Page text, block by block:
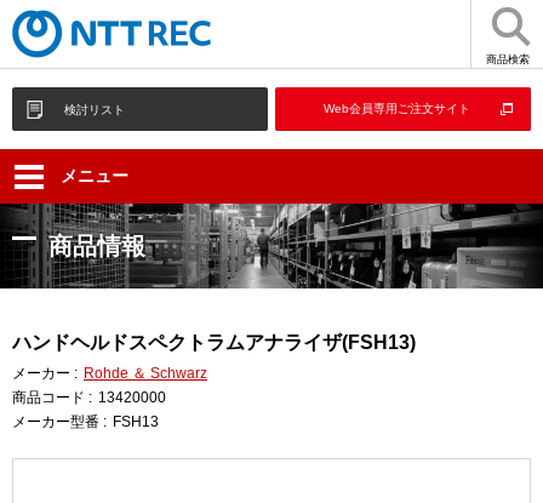
商品検索
検討リスト Web会員専用ご注文サイト
メニュー
商品情報
ハンドヘルドスペクトラムアナライザ(FSH13)
メーカー : Rohde ＆ Schwarz
商品コード : 13420000
メーカー型番 : FSH13